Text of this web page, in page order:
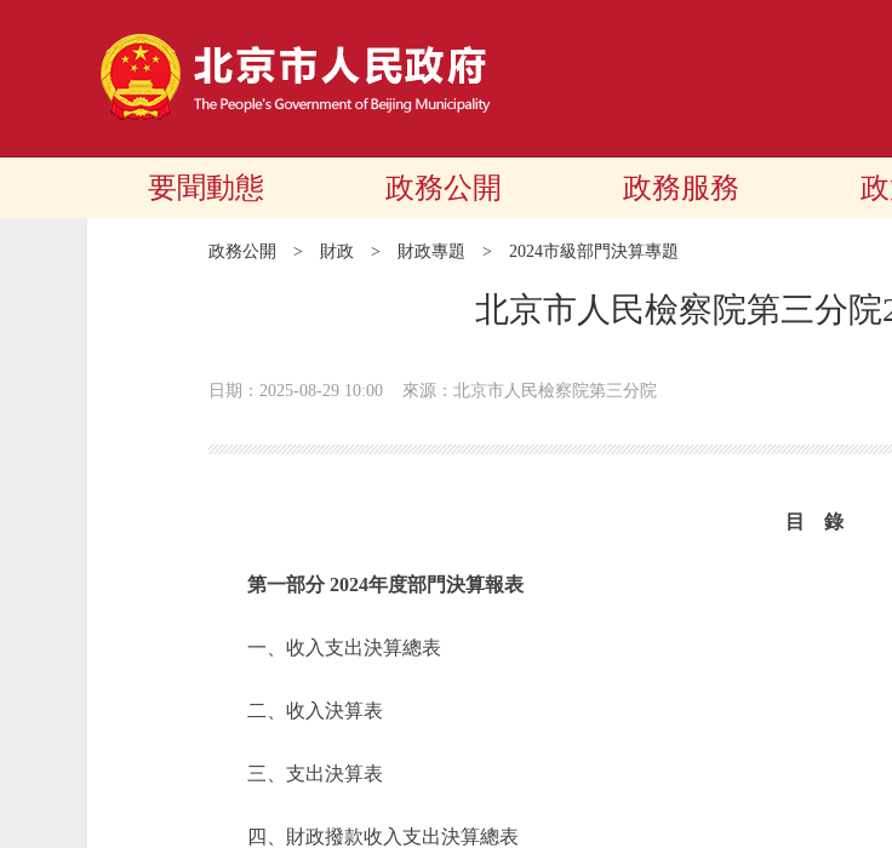
要聞動態 政務公開 政務服務
政務公開 > 財政 > 財政專題 > 2024市級部門決算專題
北京市人民檢察院第三分院
日期：2025-08-29 10:00 來源：北京市人民檢察院第三分院
目 錄
第一部分 2024年度部門決算報表
一、收入支出決算總表
二、收入決算表
三、支出決算表
四、財政撥款收入支出決算總表